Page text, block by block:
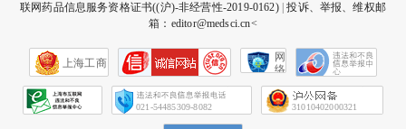
联网药品信息服务资格证书((沪)-非经营性-2019-0162)|投诉、举报、维权邮
箱：editor@medsci.cn<
上海工商
网
络
会
征
021-54485309-8082 31010402000321